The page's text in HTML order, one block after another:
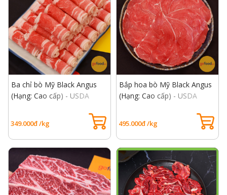
Ba chỉ bò Mỹ Black Angus
(Hạng: Cao cấp) - USDA
349.000đ /kg
Bắp hoa bò Mỹ Black Angus
(Hạng: Cao cấp) - USDA
495.000đ /kg